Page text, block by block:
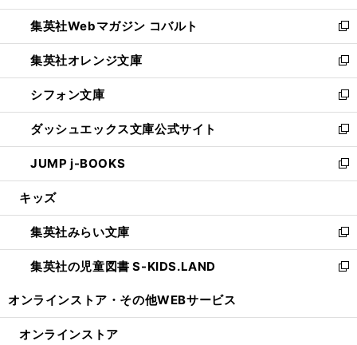
開
く
ウ
で
開
く
ン
ド
ウ
で
開
く
ウ
ィ
ン
ド
ウ
で
開
く
集英社Webマガジン コバルト
新
し
い
ウ
ィ
ン
ド
ウ
で
開
集英社オレンジ文庫
新
し
い
ウ
ィ
ン
ド
ウ
開
く
シフォン文庫
新
し
い
ウ
ィ
ン
ウ
で
開
く
ダッシュエックス文庫公式サイト
新
し
い
ウ
ン
ド
ウ
で
JUMP j-BOOKS
新
し
ウ
ィ
ン
ド
開
キッズ
集英社みらい文庫
新
し
い
ン
集英社の児童図書 S-KIDS.LAND
新
ウ
オンラインストア・ その他WEBサービス
オンラインストア